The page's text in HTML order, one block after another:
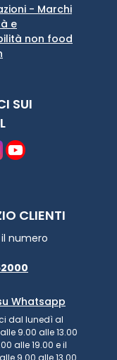
- Marchi
e
non food
SUI
CLIENTI
numero
Whatsapp
dal lunedì al
9.00 alle 13.00
alle 19.00 e il
9.00 alle 13.00